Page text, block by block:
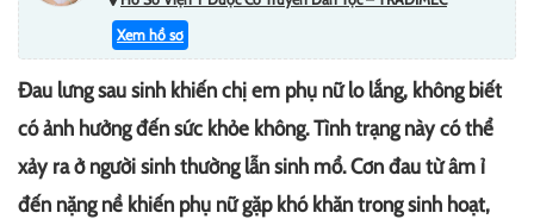
Xem hồ sơ
Đau lưng sau sinh khiến chị em phụ nữ lo lắng, không biết
có ảnh hưởng đến sức khỏe không. Tình trạng này có thể
xảy ra ở người sinh thường lẫn sinh mổ. Cơn đau từ âm ỉ
đến nặng nề khiến phụ nữ gặp khó khăn trong sinh hoạt,